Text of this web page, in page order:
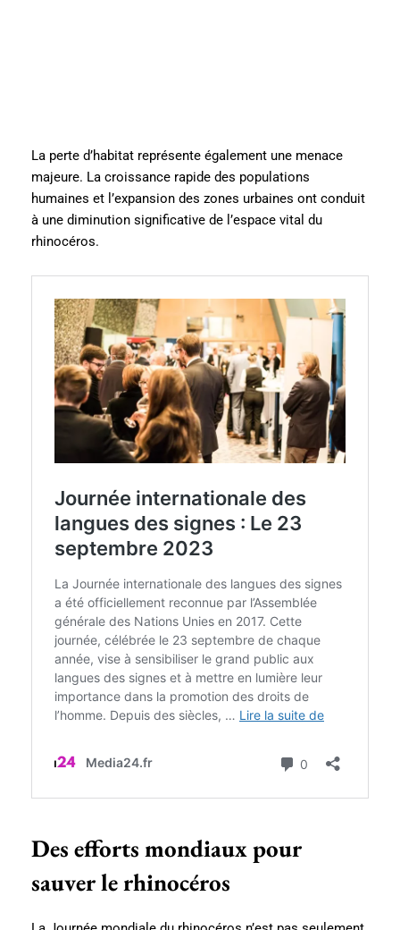
La perte d’habitat représente également une menace
majeure. La croissance rapide des populations
humaines et l’expansion des zones urbaines ont conduit
à une diminution significative de l’espace vital du
rhinocéros.
Des efforts mondiaux pour
sauver le rhinocéros